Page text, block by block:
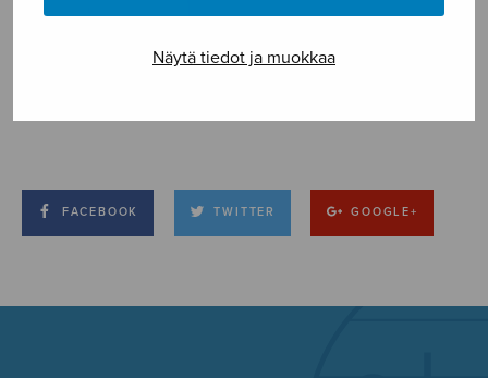
Näytä tiedot ja muokkaa
FACEBOOK TWITTER GOOGLE+